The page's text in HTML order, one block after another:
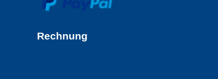
Rechnung